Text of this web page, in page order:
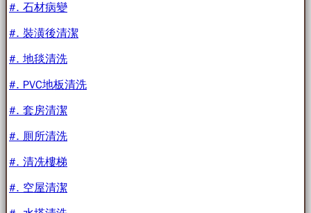
#. 石材病變
#. 裝潢後清潔
#. 地毯清洗
#. PVC地板清洗
#. 套房清潔
#. 厠所清洗
#. 清冼樓梯
#. 空屋清潔